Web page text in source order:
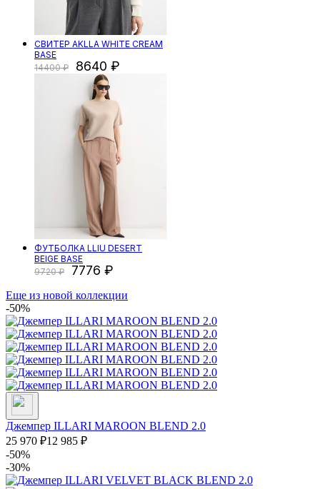
СВИТЕР AKLLA WHITE CREAM
BASE
14400
8640
ФУТБОЛКА LLIU DESERT
BEIGE BASE
9720
7776
Еще из новой коллекции
-50%
Джемпер ILLARI MAROON BLEND 2.0
25 970 ₽12 985 ₽
-50%
-30%